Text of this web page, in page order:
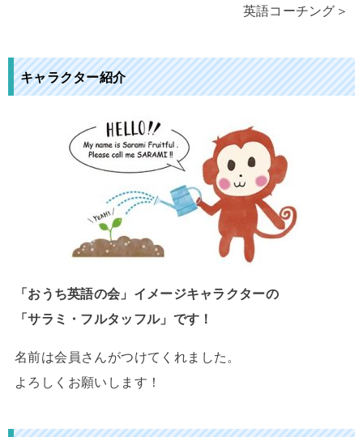
英語コーチング＞
キャラクター紹介
「おうち英語の会」イメージキャラクターの
「サラミ・フルタッフル」です！
名前は会員さんがつけてくれました。
よろしくお願いします！